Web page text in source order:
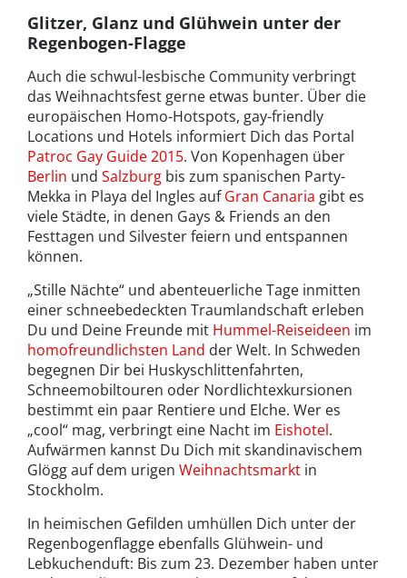
Glitzer, Glanz und Glühwein unter der
Regenbogen-Flagge
Auch die schwul-lesbische Community verbringt
das Weihnachtsfest gerne etwas bunter. Über die
europäischen Homo-Hotspots, gay-friendly
Locations und Hotels informiert Dich das Portal
Patroc Gay Guide 2015. Von Kopenhagen über
Berlin und Salzburg bis zum spanischen Party-
Mekka in Playa del Ingles aufGran Canaria gibt es
viele Städte, in denen Gays & Friends an den
Festtagen und Silvester feiern und entspannen
können.
„Stille Nächte“ und abenteuerliche Tage inmitten
einer schneebedeckten Traumlandschaft erleben
Du und Deine Freunde mit Hummel-Reiseideen im
homofreundlichsten Land der Welt. In Schweden
begegnen Dir bei Huskyschlittenfahrten,
Schneemobiltouren oder Nordlichtexkursionen
bestimmt ein paar Rentiere und Elche. Wer es
„cool“ mag, verbringt eine Nacht im Eishotel.
Aufwärmen kannst Du Dich mit skandinavischem
Glögg auf dem urigen Weihnachtsmarkt in
Stockholm.
In heimischen Gefilden umhüllen Dich unter der
Regenbogenflagge ebenfalls Glühwein- und
Lebkuchenduft: Bis zum 23. Dezember haben unter